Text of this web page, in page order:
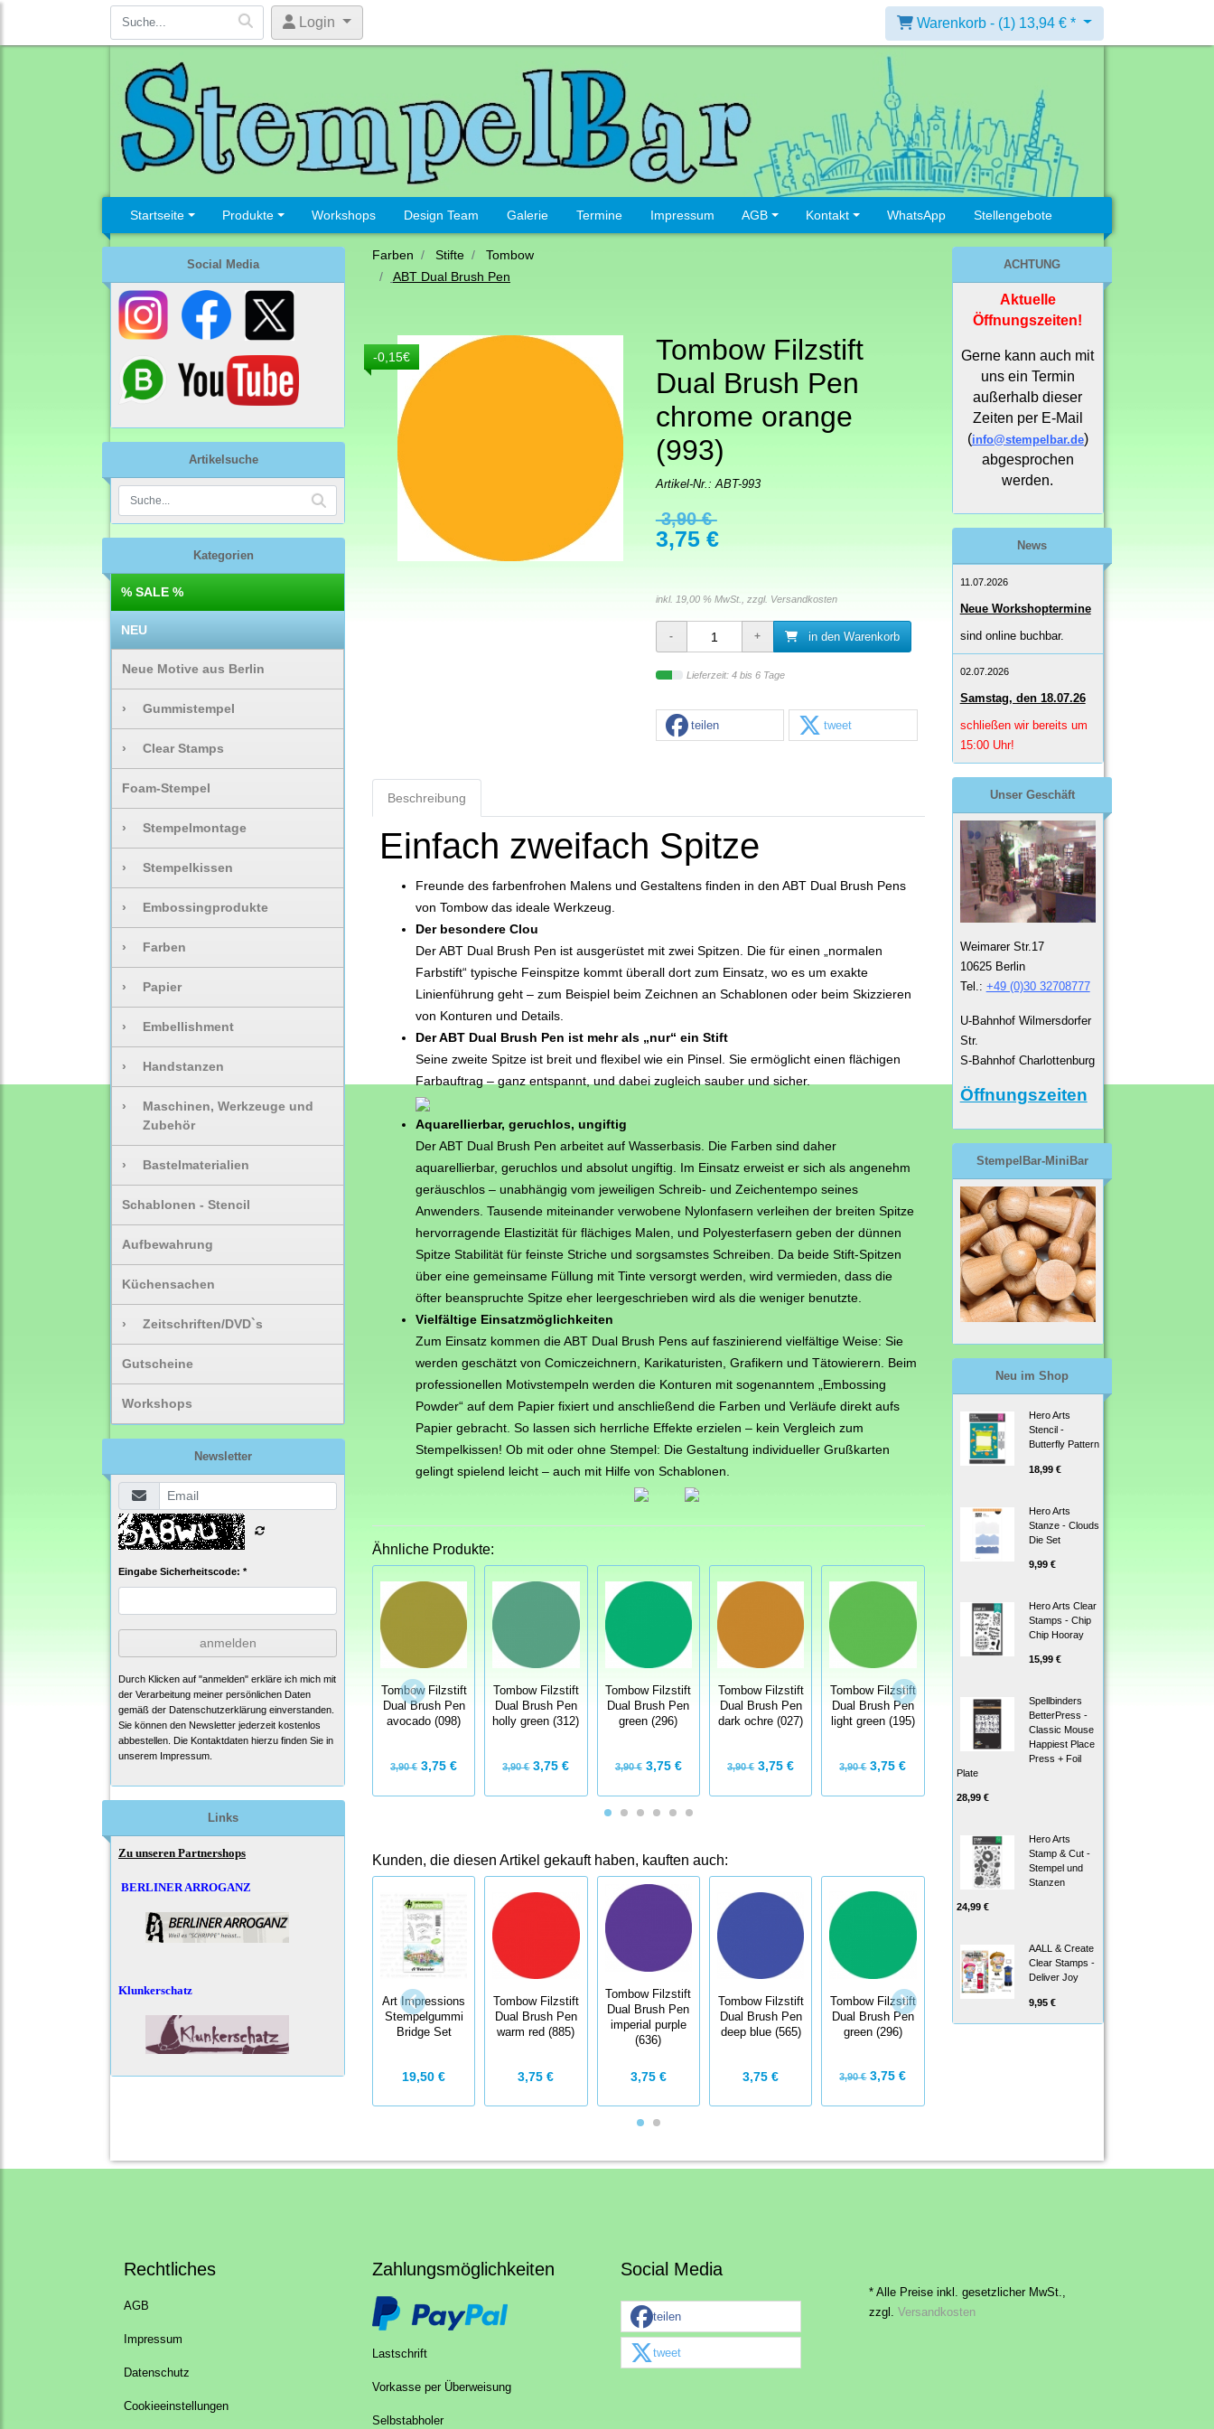
Login Warenkorb - (1) 13,94 € *
Startseite Produkte Workshops Design Team Galerie Termine Impressum AGB Kontakt WhatsApp Stellengebote
Social Media
Artikelsuche
Kategorien
% SALE %
NEU
Neue Motive aus Berlin
› Gummistempel
› Clear Stamps
Foam-Stempel
› Stempelmontage
› Stempelkissen
› Embossingprodukte
› Farben
› Papier
› Embellishment
› Handstanzen
›
Maschinen, Werkzeuge und
Zubehör
› Bastelmaterialien
Schablonen - Stencil
Aufbewahrung
Küchensachen
› Zeitschriften/DVD`s
Gutscheine
Workshops
Newsletter
Eingabe Sicherheitscode: *
anmelden
Durch Klicken auf "anmelden" erkläre ich mich mit
der Verarbeitung meiner persönlichen Daten
gemäß der Datenschutzerklärung einverstanden.
Sie können den Newsletter jederzeit kostenlos
abbestellen. Die Kontaktdaten hierzu finden Sie in
unserem Impressum.
Links
Zu unseren Partnershops
BERLINER ARROGANZ
Klunkerschatz
Farben Stifte
Tombow
ABT Dual Brush Pen
-0,15€
Tombow Filzstift
Dual Brush Pen
chrome orange
(993)
Artikel-Nr.:ABT-993
3,90 €
3,75 €
inkl. 19,00 % MwSt., zzgl. Versandkosten
in den Warenkorb
Lieferzeit: 4 bis 6 Tage
teilen tweet
Beschreibung
Einfach zweifach Spitze
Freunde des farbenfrohen Malens und Gestaltens finden in den ABT Dual Brush Pens
von Tombow das ideale Werkzeug.
Der besondere Clou
Der ABT Dual Brush Pen ist ausgerüstet mit zwei Spitzen. Die für einen „normalen
Farbstift“ typische Feinspitze kommt überall dort zum Einsatz, wo es um exakte
Linienführung geht – zum Beispiel beim Zeichnen an Schablonen oder beim Skizzieren
von Konturen und Details.
Der ABT Dual Brush Pen ist mehr als „nur“ ein Stift
Seine zweite Spitze ist breit und flexibel wie ein Pinsel. Sie ermöglicht einen flächigen
Farbauftrag – ganz entspannt, und dabei zugleich sauber und sicher.
Aquarellierbar, geruchlos, ungiftig
Der ABT Dual Brush Pen arbeitet auf Wasserbasis. Die Farben sind daher
aquarellierbar, geruchlos und absolut ungiftig. Im Einsatz erweist er sich als angenehm
geräuschlos – unabhängig vom jeweiligen Schreib- und Zeichentempo seines
Anwenders. Tausende miteinander verwobene Nylonfasern verleihen der breiten Spitze
hervorragende Elastizität für flächiges Malen, und Polyesterfasern geben der dünnen
Spitze Stabilität für feinste Striche und sorgsamstes Schreiben. Da beide Stift-Spitzen
über eine gemeinsame Füllung mit Tinte versorgt werden, wird vermieden, dass die
öfter beanspruchte Spitze eher leergeschrieben wird als die weniger benutzte.
Vielfältige Einsatzmöglichkeiten
Zum Einsatz kommen die ABT Dual Brush Pens auf faszinierend vielfältige Weise: Sie
werden geschätzt von Comiczeichnern, Karikaturisten, Grafikern und Tätowierern. Beim
professionellen Motivstempeln werden die Konturen mit sogenanntem „Embossing
Powder“ auf dem Papier fixiert und anschließend die Farben und Verläufe direkt aufs
Papier gebracht. So lassen sich herrliche Effekte erzielen – kein Vergleich zum
Stempelkissen! Ob mit oder ohne Stempel: Die Gestaltung individueller Grußkarten
gelingt spielend leicht – auch mit Hilfe von Schablonen.
Ähnliche Produkte:
Tombow Filzstift
Dual Brush Pen
avocado (098)
3,90 €3,75 €
Tombow Filzstift
Dual Brush Pen
holly green (312)
3,90 €3,75 €
Tombow Filzstift
Dual Brush Pen
green (296)
3,90 €3,75 €
Tombow Filzstift
Dual Brush Pen
dark ochre (027)
3,90 €3,75 €
Tombow Filzstift
Dual Brush Pen
light green (195)
3,90 €3,75 €
Dual Brush Pen
reflex blue (493)
Dual Brush Pen
aspargus (192)
Kunden, die diesen Artikel gekauft haben, kauften auch:
Art Impressions
Stempelgummi
Bridge Set
19,50 €
Tombow Filzstift
Dual Brush Pen
warm red (885)
3,75 €
Tombow Filzstift
Dual Brush Pen
imperial purple
(636)
3,75 €
Tombow Filzstift
Dual Brush Pen
deep blue (565)
3,75 €
Tombow Filzstift
Dual Brush Pen
green (296)
3,90 €3,75 €
Tombow Filzstift
hunter green
Tombow Filzstift
ACHTUNG
Aktuelle
Öffnungszeiten!
Gerne kann auch mit
uns ein Termin
außerhalb dieser
Zeiten per E-Mail
(info@stempelbar.de)
abgesprochen
werden.
News
11.07.2026
Neue Workshoptermine
sind online buchbar.
02.07.2026
Samstag, den 18.07.26
schließen wir bereits um
15:00 Uhr!
Unser Geschäft
Weimarer Str.17
10625 Berlin
Tel.: +49 (0)30 32708777
U-Bahnhof Wilmersdorfer
Str.
S-Bahnhof Charlottenburg
Öffnungszeiten
StempelBar-MiniBar
Neu im Shop
Hero Arts
Stencil -
Butterfly Pattern
18,99 €
Hero Arts
Stanze - Clouds
Die Set
9,99 €
Hero Arts Clear
Stamps - Chip
Chip Hooray
15,99 €
Spellbinders
BetterPress -
Classic Mouse
Happiest Place
Press + Foil
Plate
28,99 €
Hero Arts
Stamp & Cut -
Stempel und
Stanzen
24,99 €
AALL & Create
Clear Stamps -
Deliver Joy
9,95 €
Rechtliches
AGB
Impressum
Datenschutz
Cookieeinstellungen
Zahlungsmöglichkeiten
Lastschrift
Vorkasse per Überweisung
Selbstabholer
Social Media
teilen
tweet
* Alle Preise inkl. gesetzlicher MwSt.,
zzgl. Versandkosten